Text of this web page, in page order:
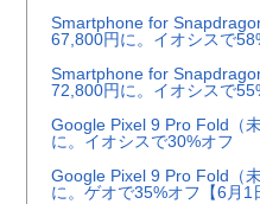
Smartphone for
67,800円に。イオシスで
Smartphone for
72,800円に。イオシスで
Google Pixel 9 Pro Fold（
に。イオシスで30%オフ
Google Pixel 9 Pro Fold（
に。ゲオで35%オフ【6月1